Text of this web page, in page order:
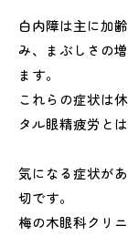
白内障は主に加
み、まぶしさの
ます。
これらの症状は
タル眼精疲労と
気になる症状が
切です。
梅の木眼科クリ